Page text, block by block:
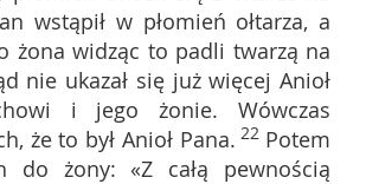
wstąpił w płomień ołtarza, a
żona widząc to padli twarzą na
nie ukazał się już więcej Anioł
i jego żonie. Wówczas
że to był Anioł Pana. 22 Potem
do żony: «Z całą pewnością